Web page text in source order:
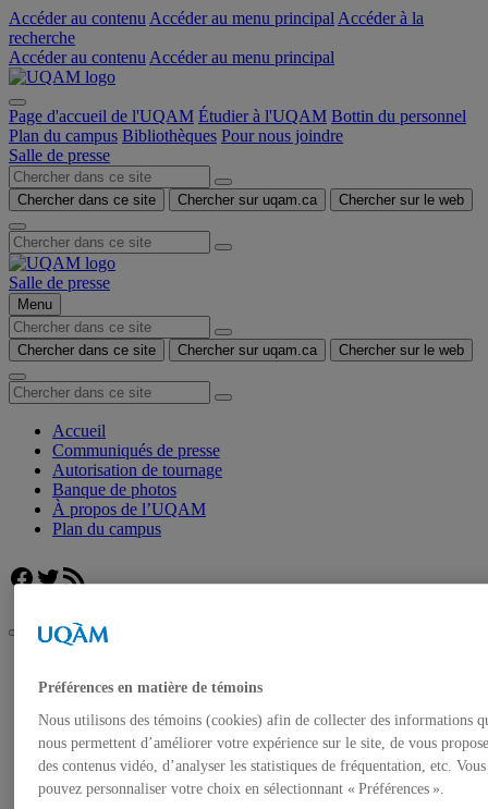
Accéder au contenu Accéder au menu principal Accéder à la
recherche
Accéder au contenu Accéder au menu principal
Page d'accueil de l'UQAM Étudier à l'UQAM Bottin du personnel
Plan du campus Bibliothèques Pour nous joindre
Salle de presse
Chercher dans ce site Chercher sur uqam.ca Chercher sur le web
Salle de presse
Menu
Chercher dans ce site Chercher sur uqam.ca Chercher sur le web
Accueil
Communiqués de presse
Autorisation de tournage
Banque de photos
À propos de l’UQAM
Plan du campus
Facebook
Twitter
Flux RSS
Salle de presse
universitaires en ostéopathie offerts à l’UQAM
Accueil
Communiqués de presse
Autorisation de tournage
Préférences en matière de témoins
Nous utilisons des témoins (cookies) afin de collecter des informations
nous permettent d’améliorer votre expérience sur le site, de vous
des contenus vidéo, d’analyser les statistiques de fréquentation, etc. Vous
pouvez personnaliser votre choix en sélectionnant « Préférences ».